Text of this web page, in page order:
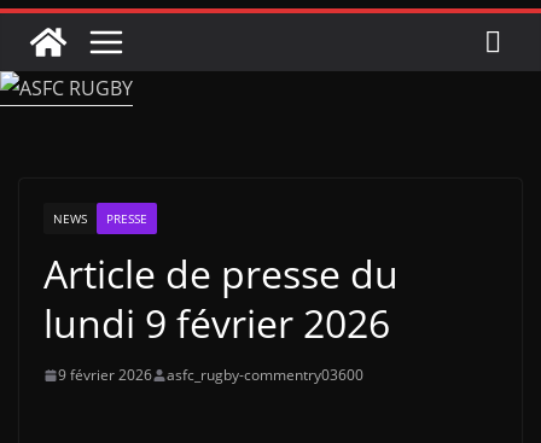
NEWS PRESSE
Article de presse du
lundi 9 février 2026
9 février 2026 asfc_rugby-commentry03600